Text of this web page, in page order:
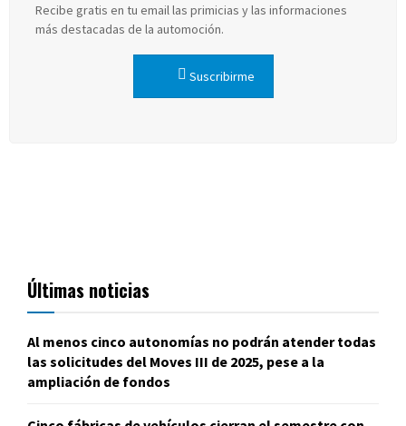
Recibe gratis en tu email las primicias y las informaciones
más destacadas de la automoción.
Suscribirme
Últimas noticias
Al menos cinco autonomías no podrán atender todas
las solicitudes del Moves III de 2025, pese a la
ampliación de fondos